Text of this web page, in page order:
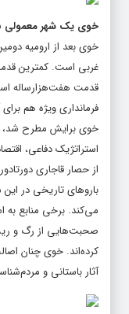
خوی یک شهر
خوی بعد از ارومیه
غربی است. کمترین
قدمت هفت‌هزارساله
فرمانداری ویژه هم
خوی برایش مطرح شد،
استراتژیک دفاعی،
از حصار قاجاری
باروهای تاریخی در
می‌کند. برخی منابع به
صحبت‌هایی از رگ و
آثار باستانی و